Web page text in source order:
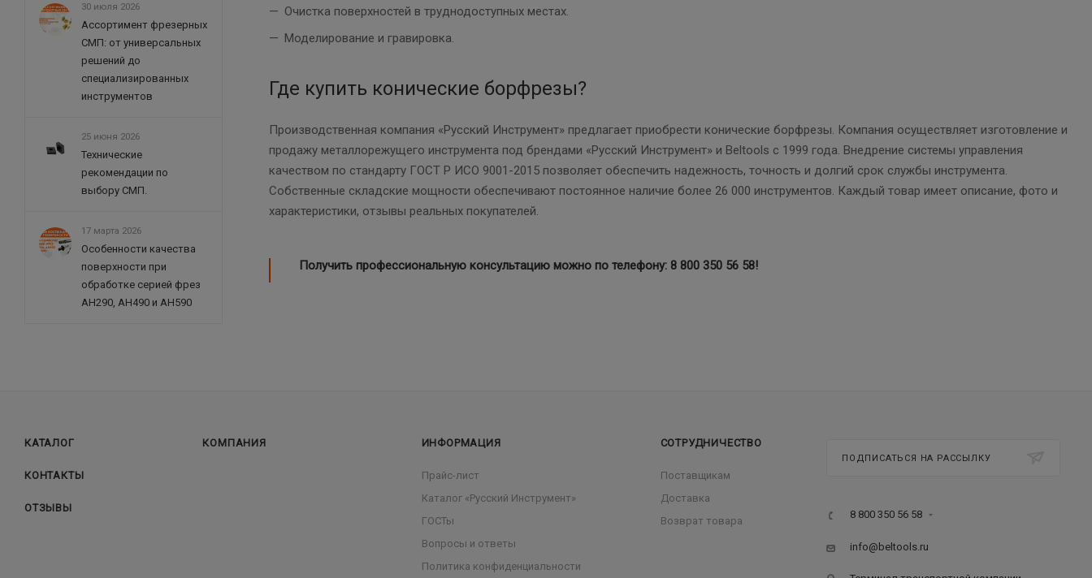
Очистка поверхностей в труднодоступных местах.
Моделирование и гравировка.
Где купить конические борфрезы?
Производственная компания «Русский Инструмент» предлагает приобрести конические борфрезы. Компания осуществляет изготовление и
продажу металлорежущего инструмента под брендами «Русский Инструмент» и Beltools с 1999 года. Внедрение системы управления
качеством по стандарту ГОСТ Р ИСО 9001-2015 позволяет обеспечить надежность, точность и долгий срок службы инструмента.
Собственные складские мощности обеспечивают постоянное наличие более 26 000 инструментов. Каждый товар имеет описание, фото и
характеристики, отзывы реальных покупателей.
Получить профессиональную консультацию можно по телефону: 8 800 350 56 58!
30 июля 2026
Ассортимент фрезерных
СМП: от универсальных
решений до
специализированных
инструментов
25 июня 2026
Технические
рекомендации по
выбору СМП.
17 марта 2026
Особенности качества
поверхности при
обработке серией фрез
AH290, AH490 и AH590
КАТАЛОГ
КОНТАКТЫ
ОТЗЫВЫ
КОМПАНИЯ ИНФОРМАЦИЯ
Прайс-лист
Каталог «Русский Инструмент»
ГОСТы
Вопросы и ответы
Политика конфиденциальности
СОТРУДНИЧЕСТВО
Поставщикам
Доставка
Возврат товара
ПОДПИСАТЬСЯ НА РАССЫЛКУ
8 800 350 56 58
info@beltools.ru